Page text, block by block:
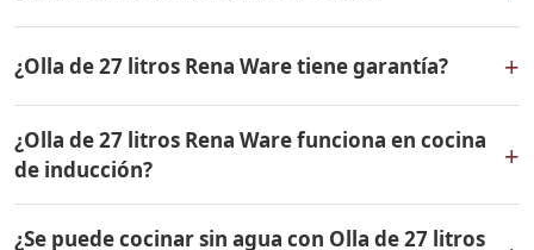
el precio actual, promociones disponibles y facilidades
de pago en cuotas desde el 10% de inicial.
a Cusco, Cusco y a todo el Perú. El pago es contra
entrega.
¿Olla de 27 litros Rena Ware tiene garantía? +
contra defectos de fabricación. Todos los productos
Rena Ware están fabricados en acero inoxidable
quirúrgico 18/10 de la más alta calidad.
¿Olla de 27 litros Rena Ware funciona en cocina
de inducción?
+
¿Se puede cocinar sin agua con Olla de 27 litros